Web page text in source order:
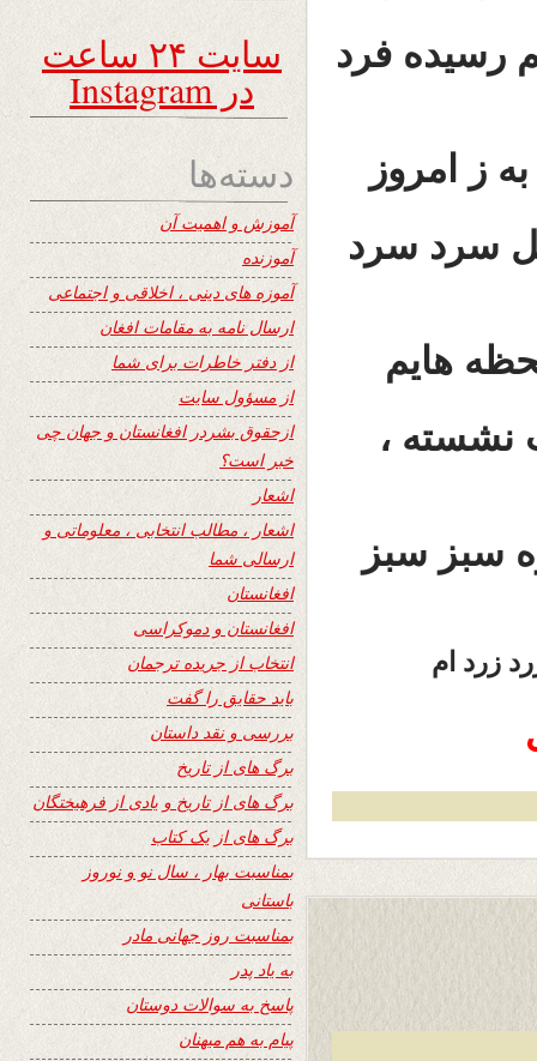
فرد
ز امروز
سرد سرد
هایم
نشسته ،
سبز سبز
زرد ام
سایت ۲۴ ساعت
در Instagram
دسته‌ها
آموزش و اهمیت آن
آموزنده
آموزه های دینی ، اخلاقی و اجتماعی
ارسال نامه به مقامات افغان
از دفتر خاطرات برای شما
از مسؤول سایت
ازحقوق بشردر افغانستان و جهان چی
خبر است؟
اشعار
اشعار ، مطالب انتخابی ، معلوماتی و
ارسالی شما
افغانستان
افغانستان و دموکراسی
انتخاب از جریده ترجمان
باید حقایق را گفت
بررسی و نقد داستان
برگ های از تاریخ
برگ های از تاریخ و یادی از فرهیختگان
برگ های از یک کتاب
بمناسبت بهار ، سال نو و نوروز
باستانی
بمناسبت روز جهانی مادر
به یاد پدر
پاسخ به سوالات دوستان
پیام به هم میهنان